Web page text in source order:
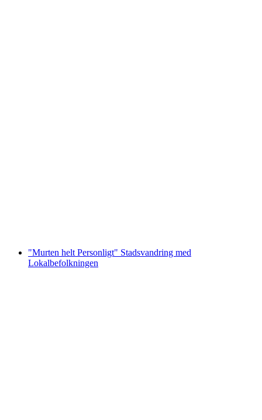
"Murten helt Personligt" Stadsvandring med
Lokalbefolkningen